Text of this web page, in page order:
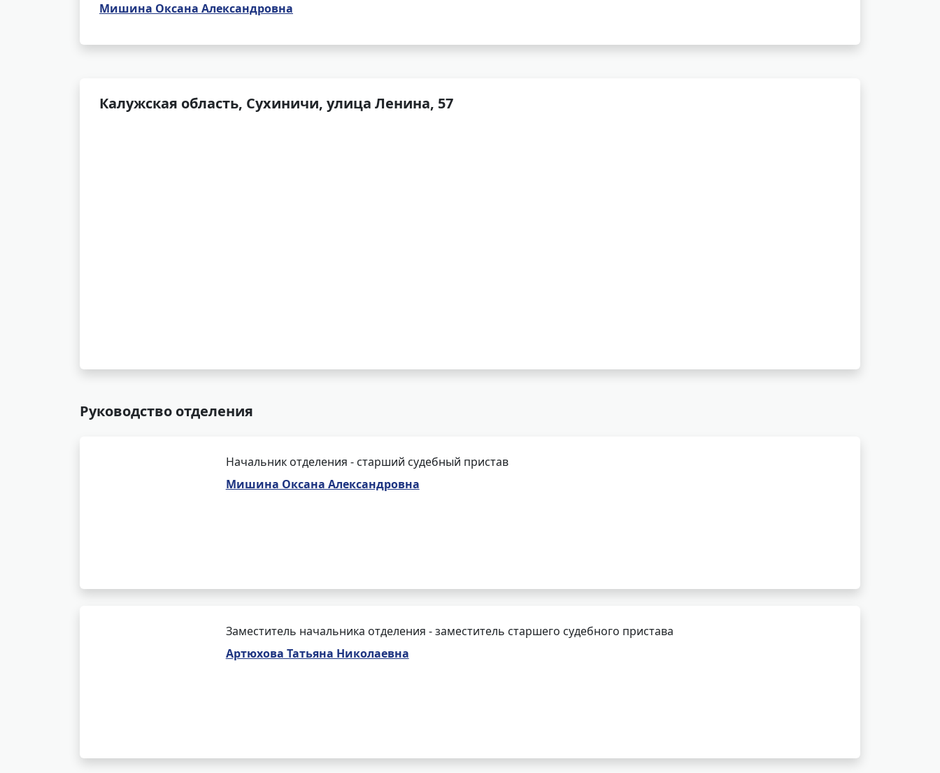
Мишина Оксана Александровна
Калужская область, Сухиничи, улица Ленина, 57
Руководство отделения
Начальник отделения - старший судебный пристав
Мишина Оксана Александровна
Заместитель начальника отделения - заместитель старшего судебного пристава
Артюхова Татьяна Николаевна